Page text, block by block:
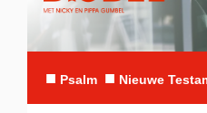
■ Psalm ■ Nieuwe